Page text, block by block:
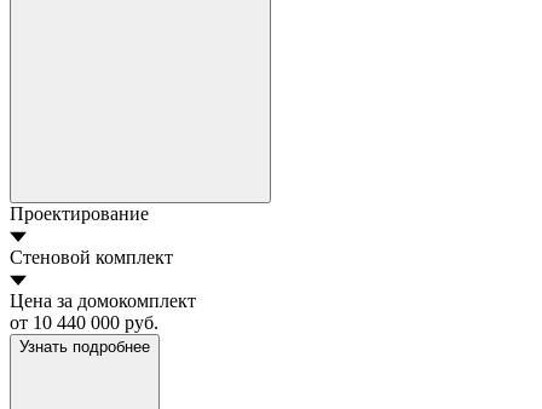
Проектирование
Стеновой комплект
Цена за домокомплект
от 10 440 000 руб.
Узнать подробнее